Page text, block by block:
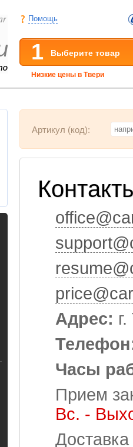
Помощь
1 Выберите товар
Низкие цены в Твери
Артикул (код):
Адрес:
Часы
Прием
Вс. -